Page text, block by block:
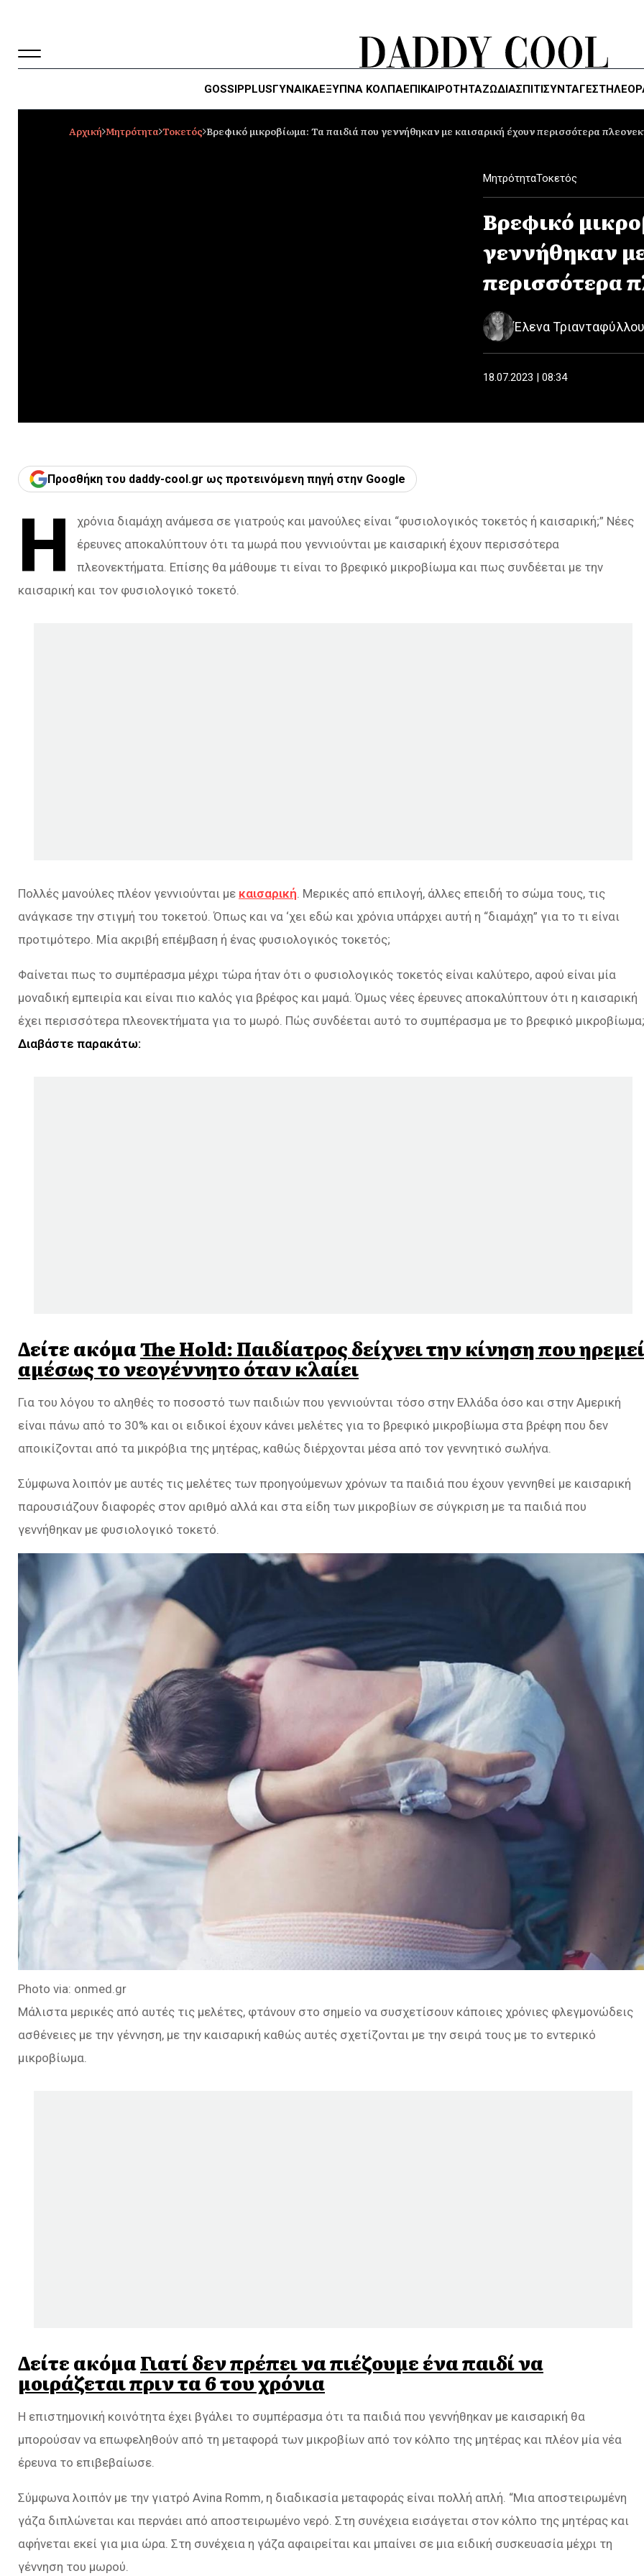
GOSSIPPLUSΓΥΝΑΙΚΑΈΞΥΠΝΑ ΚΌΛΠΑΕΠΙΚΑΙΡΟΤΗΤΑΖΏΔΙΑΣΠΙΤΙΣΥΝΤΑΓΕΣ
Αρχική Μητρότητα Τοκετός Βρεφικό μικροβίωμα: Τα παιδιά που γεννήθηκαν με καισαρική έχουν περισσότερα
ΜητρότηταΤοκετός
Βρεφικό
γεννήθηκαν
περισσότερα
Έλενα Τριανταφύλλου
18.07.2023 | 08:34
Προσθήκη του daddy-cool.gr ως προτεινόμενη πηγή στην Google
Η
χρόνια διαμάχη ανάμεσα σε γιατρούς και μανούλες είναι “φυσιολογικός τοκετός ή καισαρική;” Νέες
έρευνες αποκαλύπτουν ότι τα μωρά που γεννιούνται με καισαρική έχουν περισσότερα
πλεονεκτήματα. Επίσης θα μάθουμε τι είναι το βρεφικό μικροβίωμα και πως συνδέεται με την
καισαρική και τον φυσιολογικό τοκετό.
Πολλές μανούλες πλέον γεννιούνται με καισαρική. Μερικές από επιλογή, άλλες επειδή το σώμα τους, τις
ανάγκασε την στιγμή του τοκετού. Όπως και να ‘χει εδώ και χρόνια υπάρχει αυτή η “διαμάχη” για το τι είναι
προτιμότερο. Μία ακριβή επέμβαση ή ένας φυσιολογικός τοκετός;
Φαίνεται πως το συμπέρασμα μέχρι τώρα ήταν ότι ο φυσιολογικός τοκετός είναι καλύτερο, αφού είναι μία
μοναδική εμπειρία και είναι πιο καλός για βρέφος και μαμά. Όμως νέες έρευνες αποκαλύπτουν ότι η καισαρική
έχει περισσότερα πλεονεκτήματα για το μωρό. Πώς συνδέεται αυτό το συμπέρασμα με το βρεφικό μικροβίωμα;
Διαβάστε παρακάτω:
Δείτε ακόμαThe Hold: Παιδίατρος δείχνει την κίνηση που ηρεμεί
αμέσως το νεογέννητο όταν κλαίει
Για του λόγου το αληθές το ποσοστό των παιδιών που γεννιούνται τόσο στην Ελλάδα όσο και στην Αμερική
είναι πάνω από το 30% και οι ειδικοί έχουν κάνει μελέτες για το βρεφικό μικροβίωμα στα βρέφη που δεν
αποικίζονται από τα μικρόβια της μητέρας, καθώς διέρχονται μέσα από τον γεννητικό σωλήνα.
Σύμφωνα λοιπόν με αυτές τις μελέτες των προηγούμενων χρόνων τα παιδιά που έχουν γεννηθεί με καισαρική
παρουσιάζουν διαφορές στον αριθμό αλλά και στα είδη των μικροβίων σε σύγκριση με τα παιδιά που
γεννήθηκαν με φυσιολογικό τοκετό.
Photo via: onmed.gr
Μάλιστα μερικές από αυτές τις μελέτες, φτάνουν στο σημείο να συσχετίσουν κάποιες χρόνιες φλεγμονώδεις
ασθένειες με την γέννηση, με την καισαρική καθώς αυτές σχετίζονται με την σειρά τους με το εντερικό
μικροβίωμα.
Δείτε ακόμαΓιατί δεν πρέπει να πιέζουμε ένα παιδί να
μοιράζεται πριν τα 6 του χρόνια
Η επιστημονική κοινότητα έχει βγάλει το συμπέρασμα ότι τα παιδιά που γεννήθηκαν με καισαρική θα
μπορούσαν να επωφεληθούν από τη μεταφορά των μικροβίων από τον κόλπο της μητέρας και πλέον μία νέα
έρευνα το επιβεβαίωσε.
Σύμφωνα λοιπόν με την γιατρό Avina Romm, η διαδικασία μεταφοράς είναι πολλή απλή. “Μια αποστειρωμένη
γάζα διπλώνεται και περνάει από αποστειρωμένο νερό. Στη συνέχεια εισάγεται στον κόλπο της μητέρας και
αφήνεται εκεί για μια ώρα. Στη συνέχεια η γάζα αφαιρείται και μπαίνει σε μια ειδική συσκευασία μέχρι τη
γέννηση του μωρού.